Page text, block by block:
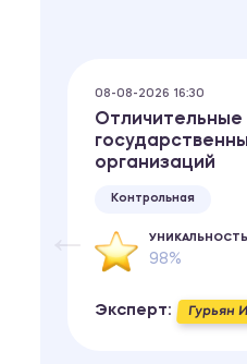
08-08-2026 16:30
организаций
Контрольная
УНИКАЛЬНОСТЬ
98%
Эксперт: Гурьян